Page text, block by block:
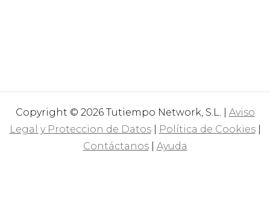
Copyright © 2026 Tutiempo Network, S.L. | Aviso
Legal y Proteccion de Datos| Política de Cookies|
Contáctanos| Ayuda